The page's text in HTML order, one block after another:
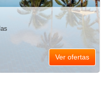
Ver ofertas